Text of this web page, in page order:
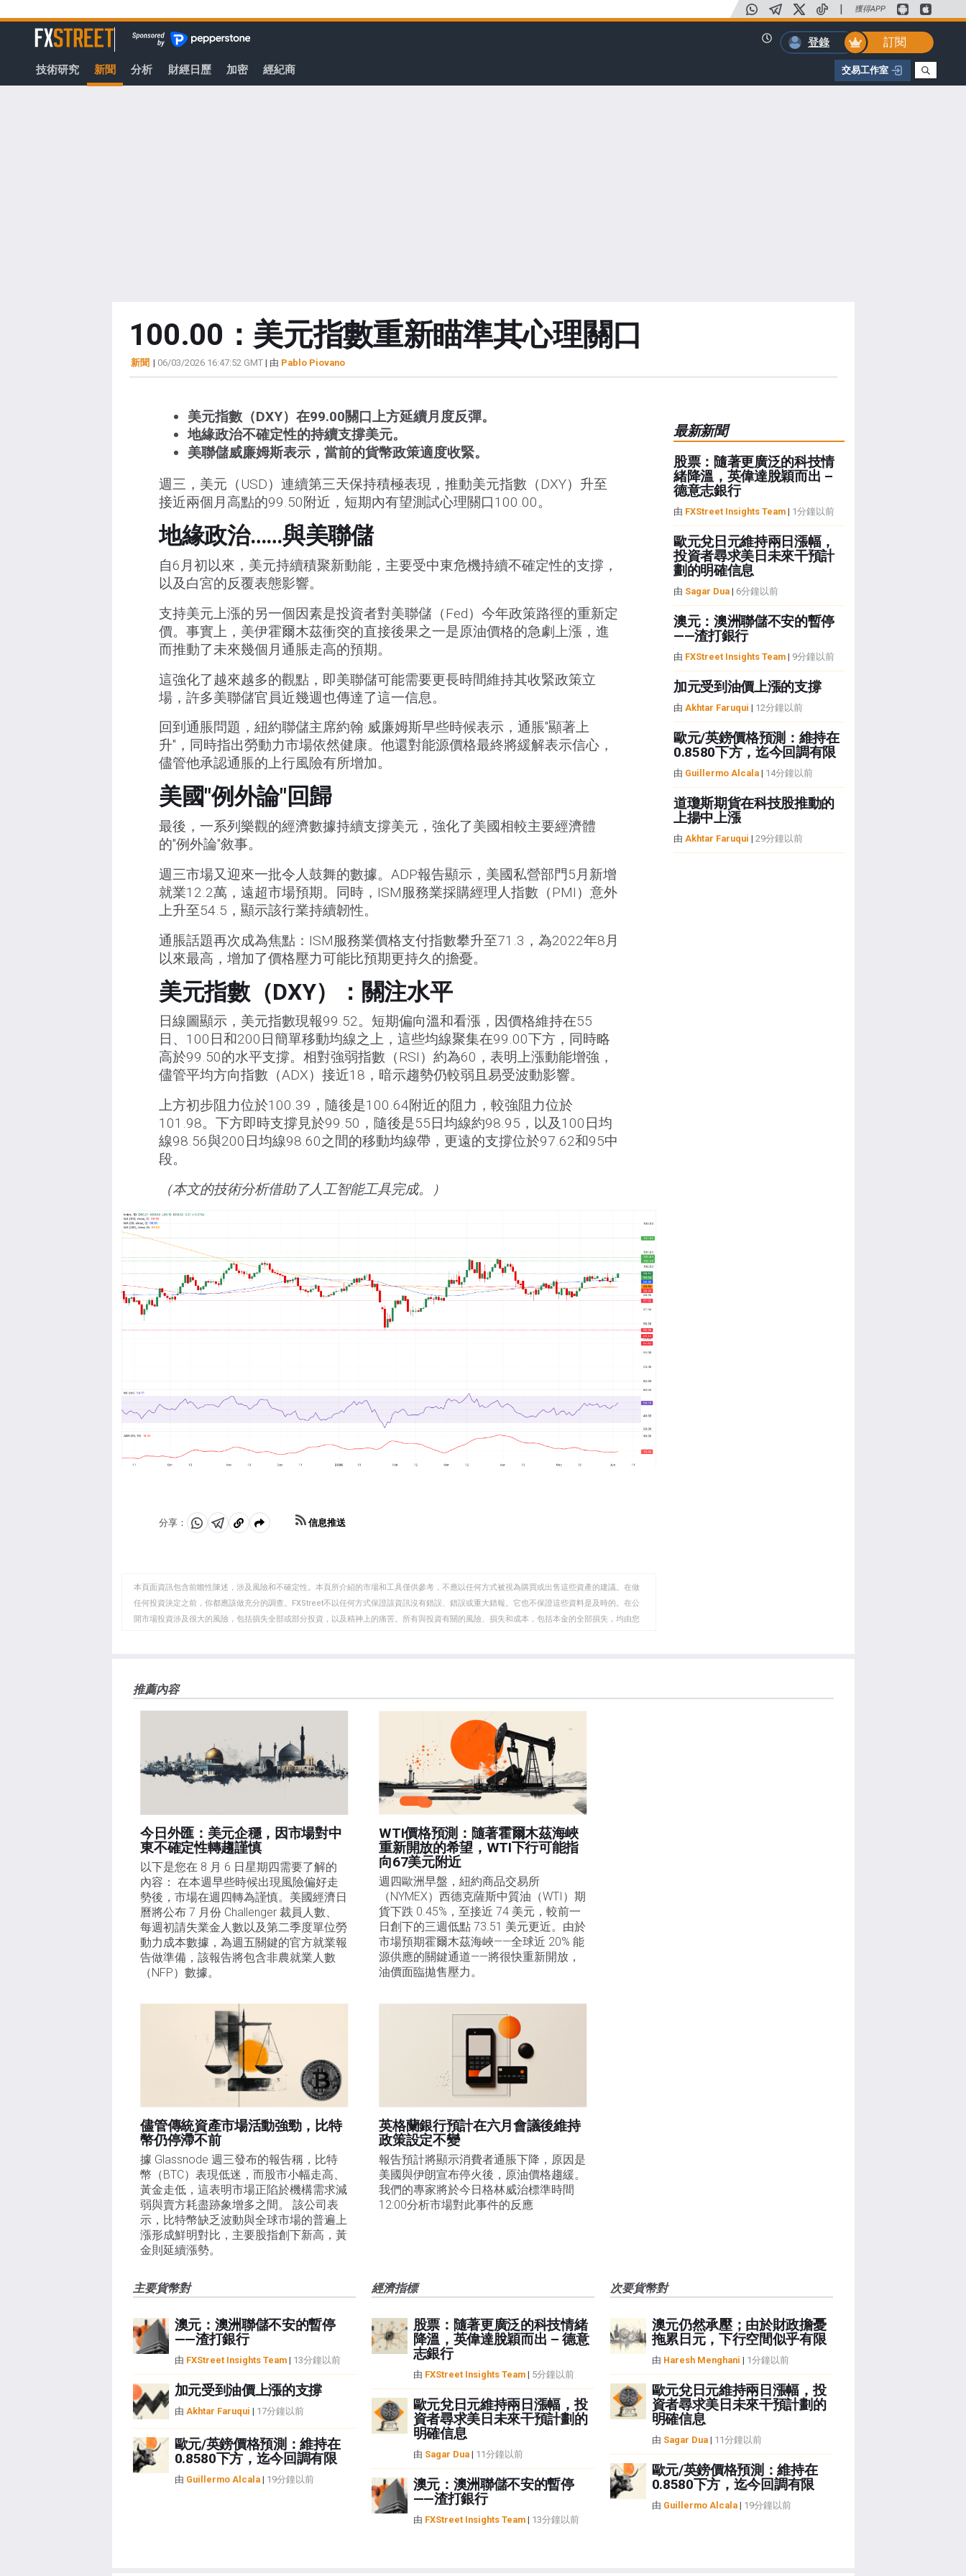
至
容
| 獲得APP
FXStreet
登錄
訂閱
技術研究 新聞 分析 財經日歷 加密 經紀商 交易工作室
100.00：美元指數重新瞄準其心理關口
新聞 | 06/03/2026 16:47:52 GMT| 由 Pablo Piovano
美元指數（DXY）在99.00關口上方延續月度反彈。
地緣政治不確定性的持續支撐美元。
美聯儲威廉姆斯表示，當前的貨幣政策適度收緊。
週三，美元（USD）連續第三天保持積極表現，推動美元指數（DXY）升至
接近兩個月高點的99.50附近，短期內有望測試心理關口100.00。
地緣政治……與美聯儲
自6月初以來，美元持續積聚新動能，主要受中東危機持續不確定性的支撐，
以及白宮的反覆表態影響。
支持美元上漲的另一個因素是投資者對美聯儲（Fed）今年政策路徑的重新定
價。事實上，美伊霍爾木茲衝突的直接後果之一是原油價格的急劇上漲，進
而推動了未來幾個月通脹走高的預期。
這強化了越來越多的觀點，即美聯儲可能需要更長時間維持其收緊政策立
場，許多美聯儲官員近幾週也傳達了這一信息。
回到通脹問題，紐約聯儲主席約翰·威廉姆斯早些時候表示，通脹"顯著上
升"，同時指出勞動力市場依然健康。他還對能源價格最終將緩解表示信心，
儘管他承認通脹的上行風險有所增加。
美國"例外論"回歸
最後，一系列樂觀的經濟數據持續支撐美元，強化了美國相較主要經濟體
的"例外論"敘事。
週三市場又迎來一批令人鼓舞的數據。ADP報告顯示，美國私營部門5月新增
就業12.2萬，遠超市場預期。同時，ISM服務業採購經理人指數（PMI）意外
上升至54.5，顯示該行業持續韌性。
通脹話題再次成為焦點：ISM服務業價格支付指數攀升至71.3，為2022年8月
以來最高，增加了價格壓力可能比預期更持久的擔憂。
美元指數（DXY）：關注水平
日線圖顯示，美元指數現報99.52。短期偏向溫和看漲，因價格維持在55
日、100日和200日簡單移動均線之上，這些均線聚集在99.00下方，同時略
高於99.50的水平支撐。相對強弱指數（RSI）約為60，表明上漲動能增強，
儘管平均方向指數（ADX）接近18，暗示趨勢仍較弱且易受波動影響。
上方初步阻力位於100.39，隨後是100.64附近的阻力，較強阻力位於
101.98。下方即時支撐見於99.50，隨後是55日均線約98.95，以及100日均
線98.56與200日均線98.60之間的移動均線帶，更遠的支撐位於97.62和95中
段。
（本文的技術分析借助了人工智能工具完成。）
分享：
分
WhatsApp
分
Telegram
複
剪
貼
板
信息推送
本頁面資訊包含前瞻性陳述，涉及風險和不確定性。本頁所介紹的市場和工具僅供參考，不應以任何方式被視為購買或出售這些資產的建議。在做
任何投資決定之前，你都應該做充分的調查。FXStreet不以任何方式保證該資訊沒有錯誤、錯誤或重大錯報。它也不保證這些資料是及時的。在公
開市場投資涉及很大的風險，包括損失全部或部分投資，以及精神上的痛苦。所有與投資有關的風險、損失和成本，包括本金的全部損失，均由您
FXStreet和作者不提供個性化的建議。作者對該資訊的準確性、完整性或適用性不作任何陳述。FXStreet和作者將不承擔任何錯誤，遺漏或任何損
失，傷害或損害由此資訊及其顯示或使用引起的。錯誤和遺漏除外。本文作者和FXStreet並非註冊投資顧問，本文內容無意提供任何投資建議。
最新新聞
股票：隨著更廣泛的科技情
緒降溫，英偉達脫穎而出 –
德意志銀行
由 FXStreet Insights Team| 1分鐘以前
歐元兌日元維持兩日漲幅，
投資者尋求美日未來干預計
劃的明確信息
由 Sagar Dua| 6分鐘以前
澳元：澳洲聯儲不安的暫停
——渣打銀行
由 FXStreet Insights Team| 9分鐘以前
加元受到油價上漲的支撐
由 Akhtar Faruqui | 12分鐘以前
歐元/英鎊價格預測：維持在
0.8580下方，迄今回調有限
由 Guillermo Alcala| 14分鐘以前
道瓊斯期貨在科技股推動的
上揚中上漲
由 Akhtar Faruqui | 29分鐘以前
推薦內容
今日外匯：美元企穩，因市場對中
東不確定性轉趨謹慎
以下是您在 8 月 6 日星期四需要了解的
內容： 在本週早些時候出現風險偏好走
勢後，市場在週四轉為謹慎。美國經濟日
曆將公布 7 月份 Challenger 裁員人數、
每週初請失業金人數以及第二季度單位勞
動力成本數據，為週五關鍵的官方就業報
告做準備，該報告將包含非農就業人數
（NFP）數據。
WTI價格預測：隨著霍爾木茲海峽
重新開放的希望，WTI下行可能指
向67美元附近
週四歐洲早盤，紐約商品交易所
（NYMEX）西德克薩斯中質油（WTI）期
貨下跌 0.45%，至接近 74 美元，較前一
日創下的三週低點 73.51 美元更近。由於
市場預期霍爾木茲海峽——全球近 20% 能
源供應的關鍵通道——將很快重新開放，
油價面臨拋售壓力。
儘管傳統資產市場活動強勁，比特
幣仍停滯不前
據 Glassnode 週三發布的報告稱，比特
幣（BTC）表現低迷，而股市小幅走高、
黃金走低，這表明市場正陷於機構需求減
弱與賣方耗盡跡象增多之間。 該公司表
示，比特幣缺乏波動與全球市場的普遍上
漲形成鮮明對比，主要股指創下新高，黃
金則延續漲勢。
英格蘭銀行預計在六月會議後維持
政策設定不變
報告預計將顯示消費者通脹下降，原因是
美國與伊朗宣布停火後，原油價格趨緩。
我們的專家將於今日格林威治標準時間
12:00分析市場對此事件的反應
主要貨幣對
澳元：澳洲聯儲不安的暫停
——渣打銀行
由 FXStreet Insights Team| 13分鐘以前
加元受到油價上漲的支撐
由 Akhtar Faruqui | 17分鐘以前
歐元/英鎊價格預測：維持在
0.8580下方，迄今回調有限
由 Guillermo Alcala| 19分鐘以前
經濟指標
股票：隨著更廣泛的科技情緒
降溫，英偉達脫穎而出 – 德意
志銀行
由 FXStreet Insights Team| 5分鐘以前
歐元兌日元維持兩日漲幅，投
資者尋求美日未來干預計劃的
明確信息
由 Sagar Dua| 11分鐘以前
澳元：澳洲聯儲不安的暫停
——渣打銀行
由 FXStreet Insights Team| 13分鐘以前
次要貨幣對
澳元仍然承壓；由於財政擔憂
拖累日元，下行空間似乎有限
由 Haresh Menghani | 1分鐘以前
歐元兌日元維持兩日漲幅，投
資者尋求美日未來干預計劃的
明確信息
由 Sagar Dua| 11分鐘以前
歐元/英鎊價格預測：維持在
0.8580下方，迄今回調有限
由 Guillermo Alcala| 19分鐘以前